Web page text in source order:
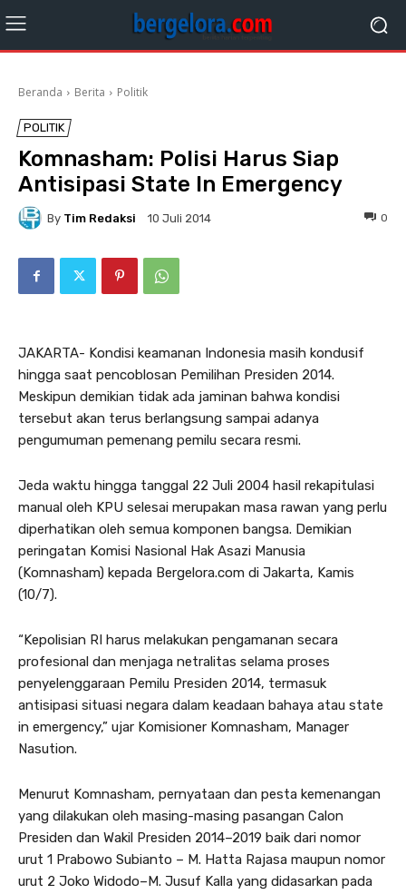
Beranda Berita Politik
POLITIK
Komnasham: Polisi Harus Siap
Antisipasi State In Emergency
By Tim Redaksi 10 Juli 2014 0
JAKARTA- Kondisi keamanan Indonesia masih kondusif
hingga saat pencoblosan Pemilihan Presiden 2014.
Meskipun demikian tidak ada jaminan bahwa kondisi
tersebut akan terus berlangsung sampai adanya
pengumuman pemenang pemilu secara resmi.
Jeda waktu hingga tanggal 22 Juli 2004 hasil rekapitulasi
manual oleh KPU selesai merupakan masa rawan yang perlu
diperhatikan oleh semua komponen bangsa. Demikian
peringatan Komisi Nasional Hak Asazi Manusia
(Komnasham) kepada Bergelora.com di Jakarta, Kamis
(10/7).
“Kepolisian RI harus melakukan pengamanan secara
profesional dan menjaga netralitas selama proses
penyelenggaraan Pemilu Presiden 2014, termasuk
antisipasi situasi negara dalam keadaan bahaya atau state
in emergency,” ujar Komisioner Komnasham, Manager
Nasution.
Menurut Komnasham, pernyataan dan pesta kemenangan
yang dilakukan oleh masing-masing pasangan Calon
Presiden dan Wakil Presiden 2014–2019 baik dari nomor
urut 1 Prabowo Subianto – M. Hatta Rajasa maupun nomor
urut 2 Joko Widodo–M. Jusuf Kalla yang didasarkan pada